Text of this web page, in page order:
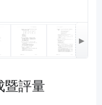
▶
暨評量